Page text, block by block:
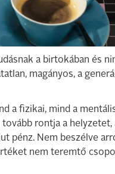
a birtokában és
magányos, a
a fizikai, mind a
tovább rontja a
pénz. Nem beszélve
nem teremtő